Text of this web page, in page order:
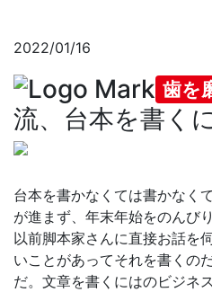
2022/01/16
歯を
流、台本を書く
台本を書かなくては書かなく
が進まず、年末年始をのんび
以前脚本家さんに直接お話を
いことがあってそれを書くの
だ。文章を書くにはのビジネ